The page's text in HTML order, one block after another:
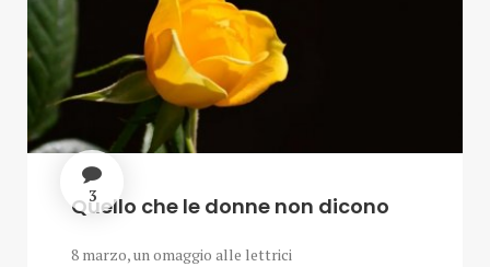
3
Quello che le donne non dicono
8 marzo, un omaggio alle lettrici